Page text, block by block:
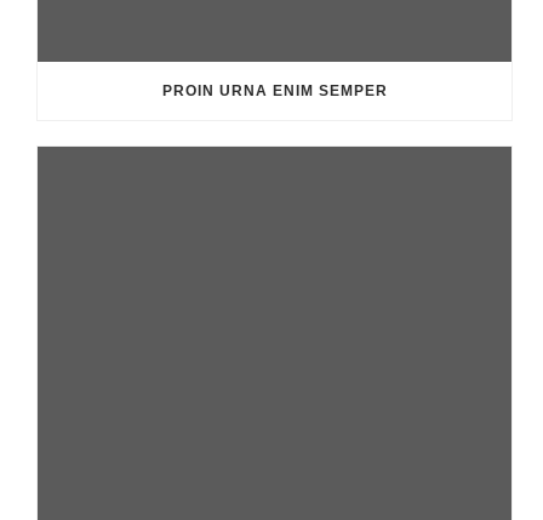
PROIN URNA ENIM SEMPER